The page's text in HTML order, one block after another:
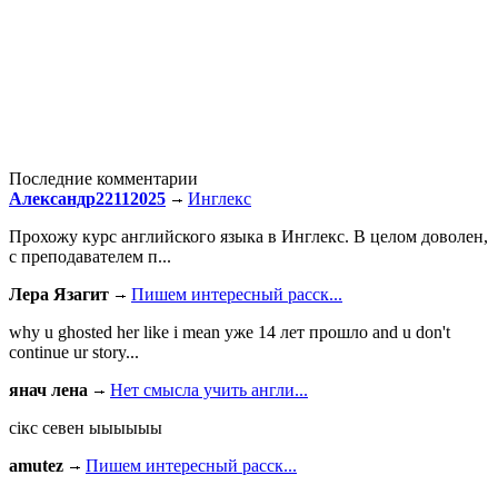
Последние комментарии
Александр22112025
Инглекс
Прохожу курс английского языка в Инглекс. В целом доволен,
с преподавателем п...
Лера Язагит
Пишем интересный расск...
why u ghosted her like i mean уже 14 лет прошло and u don't
continue ur story...
янач лена
Нет смысла учить англи...
сiкс севен ыыыыыы
amutez
Пишем интересный расск...